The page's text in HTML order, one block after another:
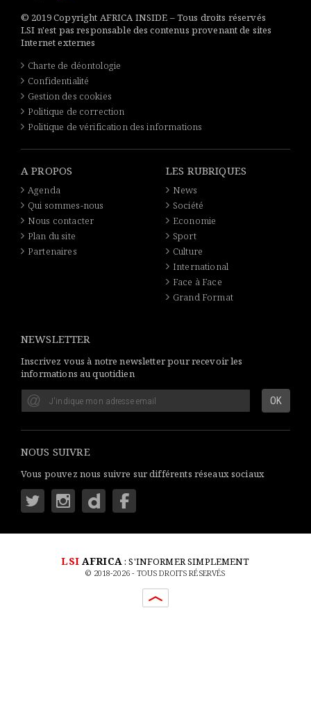
© 2019 Copyright AFRICA INSIDE – Tous droits réservés
LSI n'est pas responsable des contenus provenant de sites
Internet externes
Charte de déontologie
Confidentialité
Gestion des cookies
Politique de correction
Politique de vérification des informations
A PROPOS
Agenda
Qui sommes-nous
Nous contacter
Plan du site
Partenaires
LES RUBRIQUES
News
Société
Economie
Sport
Culture
International
Face à Face
Grand Format
NEWSLETTER
Inscrivez vous à notre newsletter pour recevoir les
informations au quotidien
NOUS SUIVRE
Vous pouvez nous suivre sur différents réseaux sociaux
LSIAFRICA: S'INFORMER SIMPLEMENT
© 2018-2026 - TOUS DROITS RÉSERVÉS